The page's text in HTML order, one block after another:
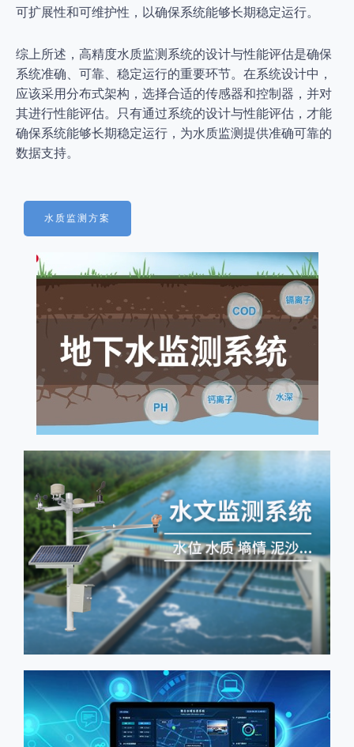
可扩展性和可维护性，以确保系统能够长期稳定运行。
综上所述，高精度水质监测系统的设计与性能评估是确保
系统准确、可靠、稳定运行的重要环节。在系统设计中，
应该采用分布式架构，选择合适的传感器和控制器，并对
其进行性能评估。只有通过系统的设计与性能评估，才能
确保系统能够长期稳定运行，为水质监测提供准确可靠的
数据支持。
水质监测方案